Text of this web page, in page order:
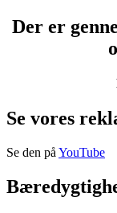
Der er
Se vores
Se den på YouTube